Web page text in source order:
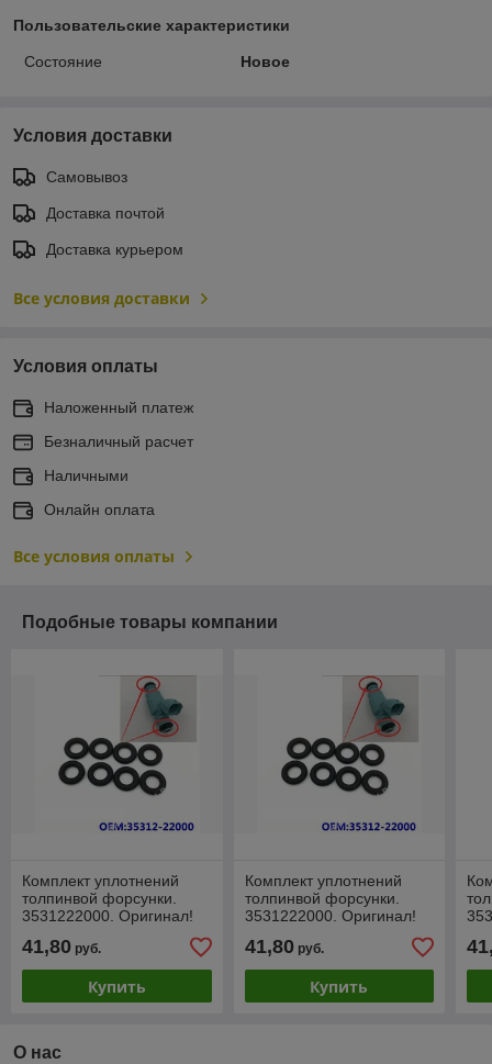
Пользовательские характеристики
Состояние Новое
Условия доставки
Самовывоз
Доставка почтой
Доставка курьером
Все условия доставки
Условия оплаты
Наложенный платеж
Безналичный расчет
Наличными
Онлайн оплата
Все условия оплаты
Подобные товары компании
Комплект уплотнений
толпинвой форсунки.
3531222000. Оригинал!
41,80 руб.
Купить
Комплект уплотнений
толпинвой форсунки.
3531222000. Оригинал!
41,80руб.
Купить
О нас